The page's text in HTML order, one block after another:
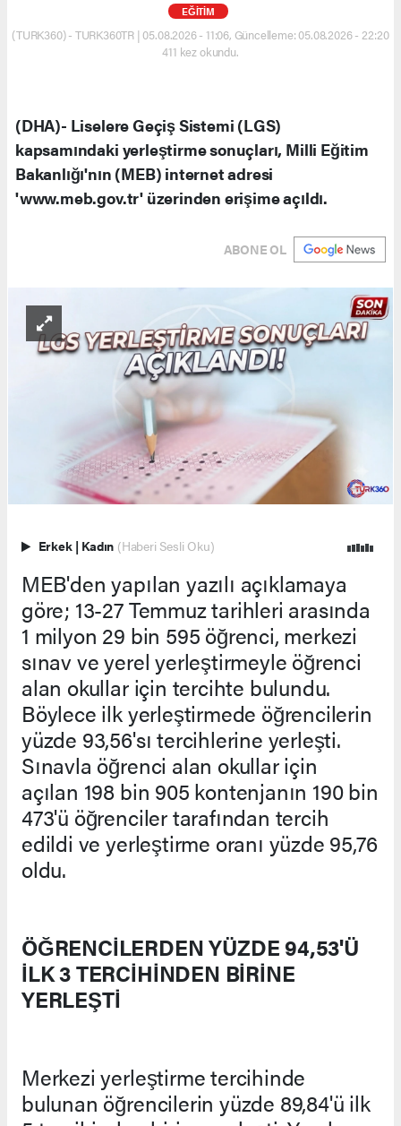
EĞİTİM
(TURK360) - TURK360TR | 05.08.2026 - 11:06, Güncelleme: 05.08.2026 - 22:20
411 kez okundu.
(DHA)- Liselere Geçiş Sistemi (LGS)
kapsamındaki yerleştirme sonuçları, Milli Eğitim
Bakanlığı'nın (MEB) internet adresi
'www.meb.gov.tr' üzerinden erişime açıldı.
ABONE OL
Erkek | Kadın (Haberi Sesli Oku)
MEB'den yapılan yazılı açıklamaya
göre; 13-27 Temmuz tarihleri arasında
1 milyon 29 bin 595 öğrenci, merkezi
sınav ve yerel yerleştirmeyle öğrenci
alan okullar için tercihte bulundu.
Böylece ilk yerleştirmede öğrencilerin
yüzde 93,56'sı tercihlerine yerleşti.
Sınavla öğrenci alan okullar için
açılan 198 bin 905 kontenjanın 190 bin
473'ü öğrenciler tarafından tercih
edildi ve yerleştirme oranı yüzde 95,76
oldu.
ÖĞRENCİLERDEN YÜZDE 94,53'Ü
İLK 3 TERCİHİNDEN BİRİNE
YERLEŞTİ
Merkezi yerleştirme tercihinde
bulunan öğrencilerin yüzde 89,84'ü ilk